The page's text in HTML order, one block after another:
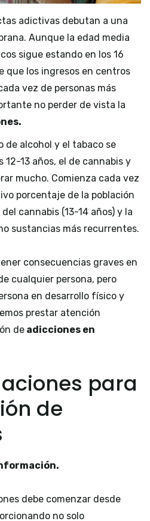
adictivas debutan a una
Aunque la edad media
sigue estando en los 16
que los ingresos en centros
vez de personas más
no perder de vista la
de alcohol y el tabaco se
13 años, el de cannabis y
mucho. Comienza cada vez
porcentaje de la población
cannabis (13-14 años) y la
sustancias más recurrentes.
consecuencias graves en
cualquier persona, pero
en desarrollo físico y
prestar atención
de adicciones en
para
de
debe comenzar desde
no solo